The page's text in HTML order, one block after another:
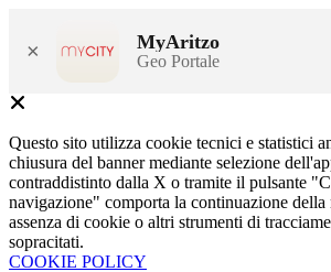
× MyAritzo
Geo Portale
Questo sito utilizza cookie tecnici e statistici
chiusura del banner mediante selezione
contraddistinto dalla X o tramite il pulsante
navigazione" comporta la continuazione della
assenza di cookie o altri strumenti di
sopracitati.
COOKIE POLICY